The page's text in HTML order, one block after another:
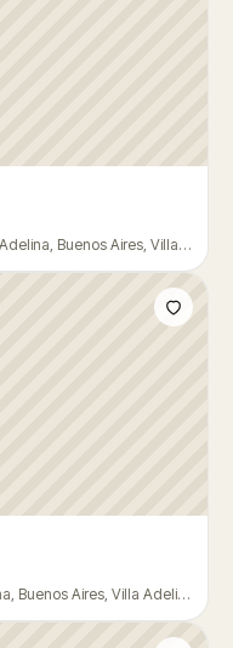
Avenida Ader 3827, Villa Adelina, Villa Adelina, Buenos Aires, Villa Adelina
El Indio 1949, Villa Adelina, Villa Adelina, Buenos Aires, Villa Adelina